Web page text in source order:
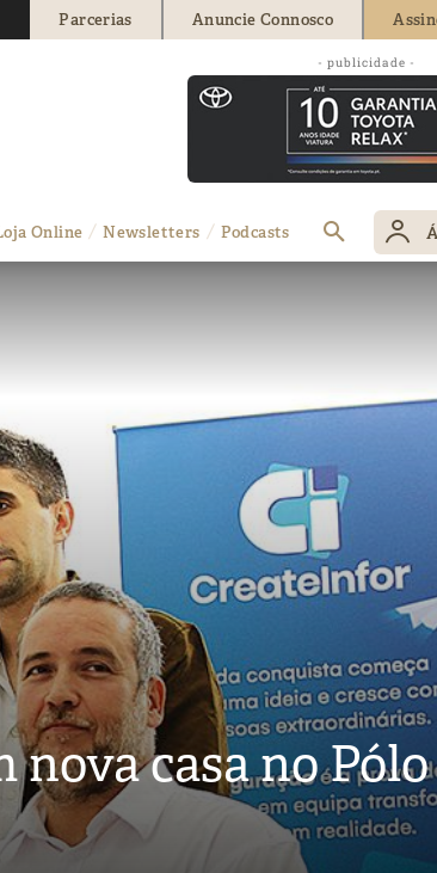
Parcerias Anuncie Connosco
- publicidade -
Online Newsletters Podcasts
nova casa no Pólo